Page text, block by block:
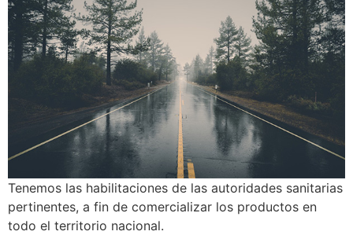
Tenemos las habilitaciones de las autoridades sanitarias
pertinentes, a fin de comercializar los productos en
todo el territorio nacional.